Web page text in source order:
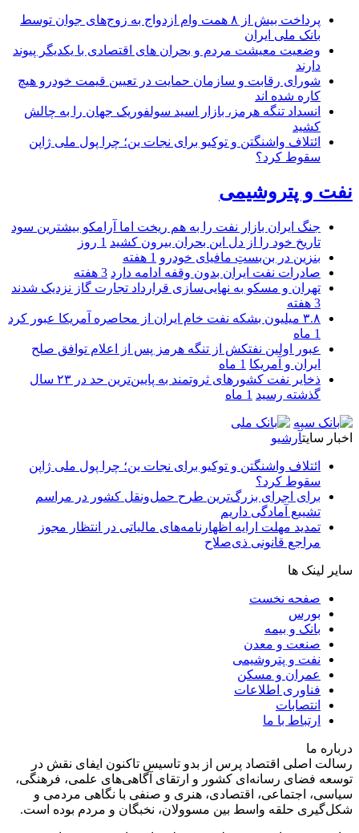
پرداخت بیش از ۸ همت وام ازدواج به زوج‌های جوان توسط
بانک ملی ایران
وضعیت معیشت مردم و بحران های اقتصادی با یکدیگر پیوند
دارند
شورای رقابت و سازمان حمایت در تعیین قیمت خودرو هیچ
کاره شده اند
انسداد تنگه هرمز، بازار اسید سولفوریک جهان را به چالش
کشید
ائتلاف واشنگتن و توکیو برای نجات ین؛ چرا پول ملی ژاپن
سقوط کرد؟
نفت و پتروشیمی
جنگ ایران بازار نفت را به هم ریخت اما آرامکو بیشترین سود
تاریخ خود را از دل این بحران بیرون کشید 1 روز
بنزین در بن‌بستِ مافیای خودرو 1 هفته
صادرات نفت ایران بدون وقفه ادامه دارد 3 هفته
تهران و مسکو به نهایی‌سازی قرارداد تجارت گاز نزدیک شدند
3 هفته
۳.۸ میلیون بشکه نفت خام ایران از محاصره آمریکا عبور کرد
1 ماه
عبور اولین نفتکش از تنگه هرمز پس از اعلام توافق صلح
ایران و آمریکا 1 ماه
ذخایر نفت کشورهای ثروتمند به پایین‌ترین حد در ۲۳ سال
گذشته رسید 1 ماه
اخبار سایتآرشیو
ائتلاف واشنگتن و توکیو برای نجات ین؛ چرا پول ملی ژاپن
سقوط کرد؟
برای اجرای بزرگ‌ترین طرح حمل‌ونقل کشور در مراسم
تشییع آمادگی داریم
تمدید مهلت ارایه اظهارنامه‌های مالیاتی در انتظار مجوز
مراجع قانونی ذی‌‏صلاح
سایر لینک ها
صفحه نخست
بورس
بانک و بیمه
صنعت و معدن
نفت و پتروشیمی
عمران و مسکن
فناوری اطلاعات
انتصابات
ارتباط با ما
درباره ما
رسالت اصلی اقتصاد پرس از بدو تاسیس تاکنون ایفای نقش در
توسعه فضای رسانه‌ای کشور و ارتقای آگاهی‌های علمی، فرهنگی،
سیاسی، اجتماعی، اقتصادی، هنری و صنفی با نگاهی مردمی و
شکل‌گیری حلقه واسط بین مسوولان، نخبگان و مردم بوده است.